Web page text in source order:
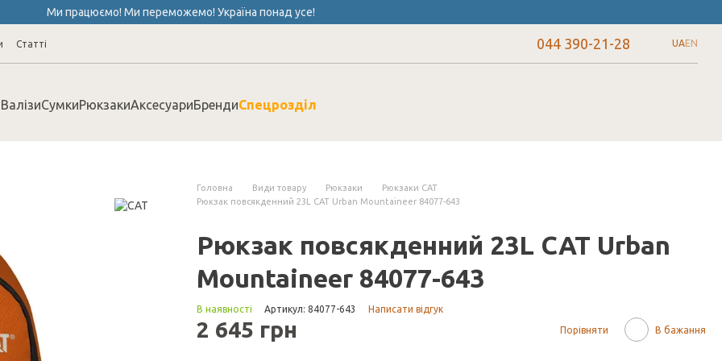
Ми працюємо! Ми переможемо! Україна понад усе!
Cтатті 044 390-21-28 UAEN
ВалізиСумкиРюкзакиАксесуариБрендиСпецрозділ
Головна Види товару Рюкзаки
Рюкзаки CAT
Рюкзак повсякденний 23L CAT Urban Mountaineer 84077-643
Рюкзак повсякденний 23L CAT Urban
Mountaineer 84077-643
В наявності Артикул: 84077-643 Написати відгук
2 645 грн Порівняти В бажання